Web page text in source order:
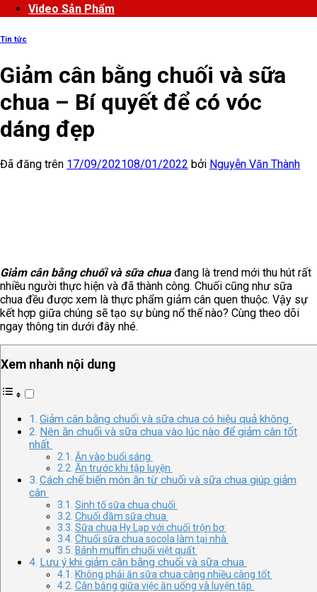
Video Sản Phẩm
Tin tức
Giảm cân bằng chuối và sữa
chua – Bí quyết để có vóc
dáng đẹp
Đã đăng trên 17/09/202108/01/2022 bởi Nguyễn Văn Thành
Giảm cân bằng chuối và sữa chuađang là trend mới thu hút rất
nhiều người thực hiện và đã thành công. Chuối cũng như sữa
chua đều được xem là thực phẩm giảm cân quen thuộc. Vậy sự
kết hợp giữa chúng sẽ tạo sự bùng nổ thế nào? Cùng theo dõi
ngay thông tin dưới đây nhé.
Xem nhanh nội dung
Giảm cân bằng chuối và sữa chua có hiệu quả không
Nên ăn chuối và sữa chua vào lúc nào để giảm cân tốt
nhất
Ăn vào buổi sáng
Ăn trước khi tập luyện
Cách chế biến món ăn từ chuối và sữa chua giúp giảm
cân
Sinh tố sữa chua chuối
Chuối dầm sữa chua
Sữa chua Hy Lạp với chuối trộn bơ
Chuối sữa chua socola làm tại nhà
Bánh muffin chuối việt quất
Lưu ý khi giảm cân bằng chuối và sữa chua
Không phải ăn sữa chua càng nhiều càng tốt
Cân bằng giữa việc ăn uống và luyện tập